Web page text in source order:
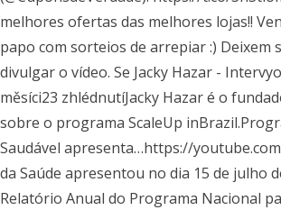
melhores ofertas das melhores lojas!!
papo com sorteios de arrepiar :) Deixem
divulgar o vídeo. Se Jacky Hazar -
měsíci23 zhlédnutíJacky Hazar é o
sobre o programa ScaleUp
Saudável apresenta…https://
da Saúde apresentou no dia 15 de julho
Relatório Anual do Programa Nacional